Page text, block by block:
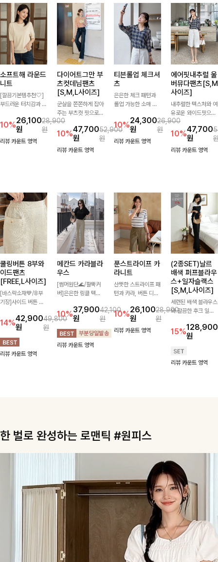
소프트해 라운드
니트
[깔끔기본템추천🤍]
부드러운 터치감과 군
로 매일 손이 가는 자
체제작 니트입니다.
자연스럽게 떨어지는
10%26,100
원
28,900
원
리뷰 카운트 영역
다이어트그만 부
츠컷데님팬츠
[S,M,L사이즈]
군살을 쫀쫀하게 잡아
주는 부츠컷 핏으로
다리 라인을 이쁘고
깔끔하게 만들어주고
진청 색감으로 더욱
슬림해보이는 효과를
10%47,700
원
52,900
원
리뷰 카운트 영역
티븐롤업 체크셔
츠
은은한 체크 패턴과
롤업 가능한 소매 디
를 연출하실 수 있어
요🌿 차르르 흐르는
가벼운 소재와 여유로
10%24,300
원
26,900
원
리뷰 카운트 영역
에어핏내추럴 울
버뮤다팬츠[S,M
사이즈]
내추럴한 텍스처와 여
유로운 와이드핏으로
군살은 자연스럽게 커
버해드리는 버뮤다 팬
츠 🤍 깔끔한 허리 디
테일과 편안한 착용감
10%47,700
원
리뷰 카운트 영역
쿨링버튼 8부와
이드팬츠
[FREE,L사이즈]
[바스락소재💙/8부
기장]사이드 버튼 디
가 되어주는 와이드
팬츠입니다. 여유롭게
떨어지는 실루엣과 가
볍게 바스락거리는 소
재감으로 시원하고 편
14%42,900
원
49,800
원
리뷰 카운트 영역
메칸드 카라블라
우스
[썸머원단🌊/팔뚝커
버]은은한 링클 텍스
이 만나 내추럴하면서
도 세련된 무드를 연
출해주는 블라우스-
데일리룩부터 출근룩
까지 다양하게 활용하
10%37,900
원
42,100
원
리뷰 카운트 영역
푼스트라이프 카
라니트
산뜻한 스트라이프 패
턴과 카라, 버튼 디테
면서도 세련된 무드를
완성해주는 니트 🤍
부드럽고 가벼운 착용
10%26,100
원
28,900
원
리뷰 카운트 영역
(2종SET)날르
배색 퍼프블라우
스+일자슬랙스
[S,M,L사이즈]
세련된 배색 블라우스
와 깔끔한 후크 일자
세트입니다. 허리 라
인을 자연스럽게 살려
일자핏 슬랙스가 만나
단정하면서도 고급스
15%128,900
원
리뷰 카운트 영역
한 벌로 완성하는 로맨틱 #원피스